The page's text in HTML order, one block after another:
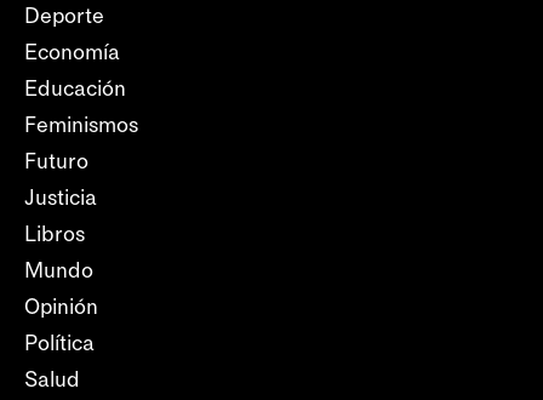
Deporte
Economía
Educación
Feminismos
Futuro
Justicia
Libros
Mundo
Opinión
Política
Salud